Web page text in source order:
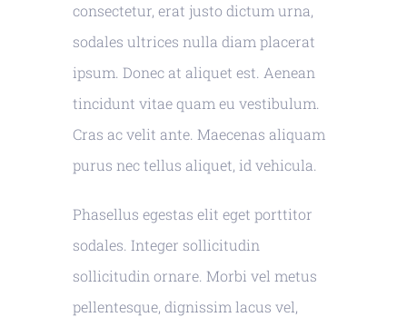
consectetur, erat justo dictum urna,
sodales ultrices nulla diam placerat
ipsum. Donec at aliquet est. Aenean
tincidunt vitae quam eu vestibulum.
Cras ac velit ante. Maecenas aliquam
purus nec tellus aliquet, id vehicula.
Phasellus egestas elit eget porttitor
sodales. Integer sollicitudin
sollicitudin ornare. Morbi vel metus
pellentesque, dignissim lacus vel,